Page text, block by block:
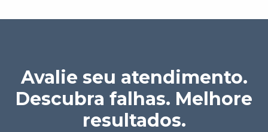
Avalie seu atendimento.
Descubra falhas. Melhore
resultados.